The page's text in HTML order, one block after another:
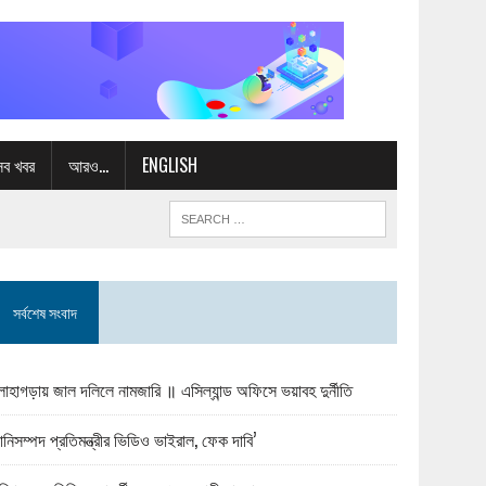
খবর আরও… ENGLISH
সর্বশেষ সংবাদ
জাল দলিলে নামজারি ॥ এসিল্যান্ড অফিসে ভয়াবহ দুর্নীতি
প্রতিমন্ত্রীর ভিডিও ভাইরাল, ফেক দাবি’